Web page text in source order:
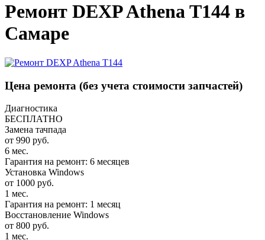
Ремонт DEXP Athena T144 в
Самаре
Цена ремонта (без учета стоимости запчастей)
Диагностика
БЕСПЛАТНО
Замена тачпада
от 990 руб.
6 мес.
Гарантия на ремонт: 6 месяцев
Установка Windows
от 1000 руб.
1 мес.
Гарантия на ремонт: 1 месяц
Восстановление Windows
от 800 руб.
1 мес.